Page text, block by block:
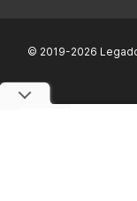
© 2019-2026